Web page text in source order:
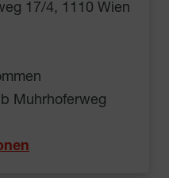
17/4, 1110 Wien
Muhrhoferweg